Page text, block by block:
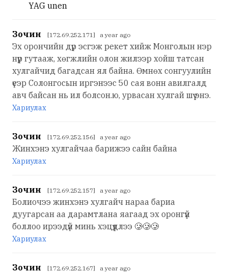
YAG unen
Зочин [172.69.252.171] a year ago
Эх орончийн дүр эсгэж рекет хийж Монголын нэр
нүүр гутааж, хөгжлийн олон жилээр хойш татсан
хулгайчид багадсан ял байна. Өмнөх сонгуулийн
үеэр Солонгосын иргэнээс 50 сая вонн авилгалд
авч байсан нь ил болсон.ю, урвасан хулгай шүү энэ.
Хариулах
Зочин [172.69.252.156] a year ago
Жинхэнэ хулгайчаа барижээ сайн байна
Хариулах
Зочин [172.69.252.157] a year ago
Болиочээ жинхэнэ хулгайч нараа бариа
дуугарсан аа дарамтлана яагаад эх оронгүй
боллоо ирээдүй минь хэцүүдлээ 🥲🥲🥲
Хариулах
Зочин [172.69.252.167] a year ago